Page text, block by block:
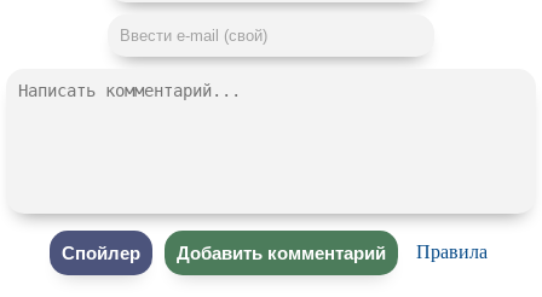
Правила